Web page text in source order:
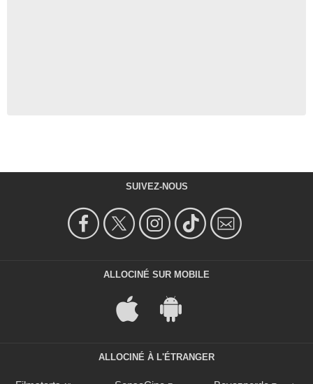
SUIVEZ-NOUS
ALLOCINÉ SUR MOBILE
ALLOCINÉ À L'ÉTRANGER